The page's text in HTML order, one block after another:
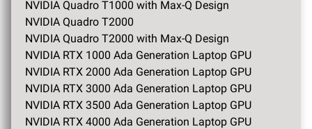
NVIDIA Quadro T1000 with Max-Q Design
NVIDIA Quadro T2000
NVIDIA Quadro T2000 with Max-Q Design
NVIDIA RTX 1000 Ada Generation Laptop GPU
NVIDIA RTX 2000 Ada Generation Laptop GPU
NVIDIA RTX 3000 Ada Generation Laptop GPU
NVIDIA RTX 3500 Ada Generation Laptop GPU
NVIDIA RTX 4000 Ada Generation Laptop GPU